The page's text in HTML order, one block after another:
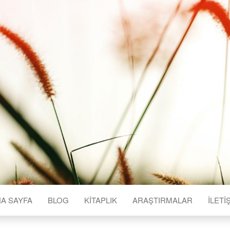
SAYFA BLOG KITAPLIK ARAŞTIRMALAR